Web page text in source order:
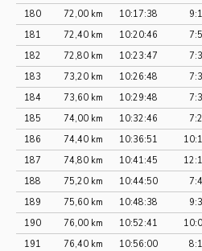
180
72,00 km 10:17:38
181
72,40 km 10:20:46
182
72,80 km 10:23:47
183
73,20 km 10:26:48
184
73,60 km 10:29:48
185
74,00 km 10:32:46
186
74,40 km 10:36:51
187
74,80 km 10:41:45
188
75,20 km 10:44:50
189
75,60 km 10:48:38
190
76,00 km 10:52:41
191
76,40 km 10:56:00